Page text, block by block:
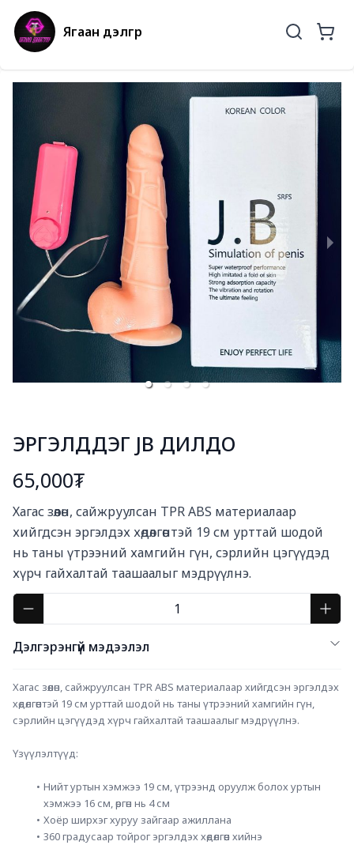
Ягаан дэлгүүр
ЭРГЭЛДДЭГ JB ДИЛДО
65,000₮
Хагас зөөлөн, сайжруулсан TPR ABS материалаар
хийгдсэн эргэлдэх хөдөлгөөнтэй 19 см урттай шодой
нь таны үтрээний хамгийн гүн, сэрлийн цэгүүдэд
хүрч гайхалтай таашаалыг мэдрүүлнэ.
Дэлгэрэнгүй мэдээлэл
Хагас зөөлөн, сайжруулсан TPR ABS материалаар хийгдсэн эргэлдэх
хөдөлгөөнтэй 19 см урттай шодой нь таны үтрээний хамгийн гүн,
сэрлийн цэгүүдэд хүрч гайхалтай таашаалыг мэдрүүлнэ.
Үзүүлэлтүүд:
Нийт уртын хэмжээ 19 см, үтрээнд оруулж болох уртын
хэмжээ 16 см, өргөн нь 4 см
Хоёр ширхэг хуруу зайгаар ажиллана
360 градусаар тойрог эргэлдэх хөдөлгөөн хийнэ